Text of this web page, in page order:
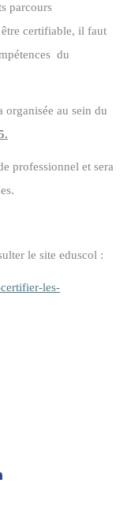
parcours
être certifiable, il faut
du
organisée au sein du
professionnel et sera
le site eduscol :
les-